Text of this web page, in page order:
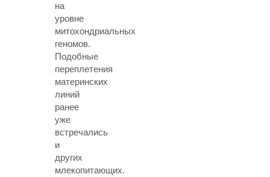
на
уровне
митохондриальных
геномов.
Подобные
переплетения
материнских
линий
ранее
уже
встречались
и
других
млекопитающих.